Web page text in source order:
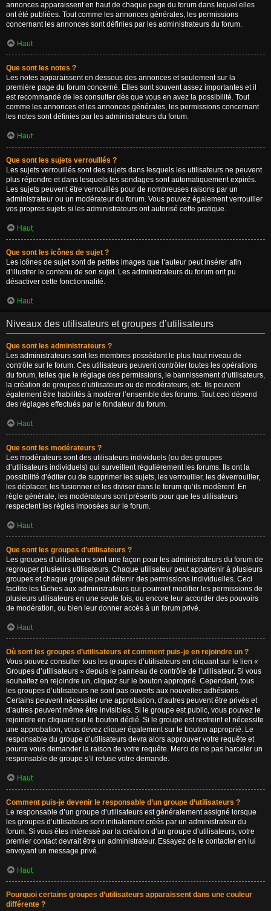
annonces apparaissent en haut de chaque page du forum dans lequel elles
ont été publiées. Tout comme les annonces générales, les permissions
concernant les annonces sont définies par les administrateurs du forum.
Haut
Que sont les notes ?
Les notes apparaissent en dessous des annonces et seulement sur la
première page du forum concerné. Elles sont souvent assez importantes et il
est recommandé de les consulter dès que vous en avez la possibilité. Tout
comme les annonces et les annonces générales, les permissions concernant
les notes sont définies par les administrateurs du forum.
Haut
Que sont les sujets verrouillés ?
Les sujets verrouillés sont des sujets dans lesquels les utilisateurs ne peuvent
plus répondre et dans lesquels les sondages sont automatiquement expirés.
Les sujets peuvent être verrouillés pour de nombreuses raisons par un
administrateur ou un modérateur du forum. Vous pouvez également verrouiller
vos propres sujets si les administrateurs ont autorisé cette pratique.
Haut
Que sont les icônes de sujet ?
Les icônes de sujet sont de petites images que l’auteur peut insérer afin
d’illustrer le contenu de son sujet. Les administrateurs du forum ont pu
désactiver cette fonctionnalité.
Haut
Niveaux des utilisateurs et groupes d’utilisateurs
Que sont les administrateurs ?
Les administrateurs sont les membres possédant le plus haut niveau de
contrôle sur le forum. Ces utilisateurs peuvent contrôler toutes les opérations
du forum, telles que le réglage des permissions, le bannissement d’utilisateurs,
la création de groupes d’utilisateurs ou de modérateurs, etc. Ils peuvent
également être habilités à modérer l’ensemble des forums. Tout ceci dépend
des réglages effectués par le fondateur du forum.
Haut
Que sont les modérateurs ?
Les modérateurs sont des utilisateurs individuels (ou des groupes
d’utilisateurs individuels) qui surveillent régulièrement les forums. Ils ont la
possibilité d’éditer ou de supprimer les sujets, les verrouiller, les déverrouiller,
les déplacer, les fusionner et les diviser dans le forum qu’ils modèrent. En
règle générale, les modérateurs sont présents pour que les utilisateurs
respectent les règles imposées sur le forum.
Haut
Que sont les groupes d’utilisateurs ?
Les groupes d’utilisateurs sont une façon pour les administrateurs du forum de
regrouper plusieurs utilisateurs. Chaque utilisateur peut appartenir à plusieurs
groupes et chaque groupe peut détenir des permissions individuelles. Ceci
facilite les tâches aux administrateurs qui pourront modifier les permissions de
plusieurs utilisateurs en une seule fois, ou encore leur accorder des pouvoirs
de modération, ou bien leur donner accès à un forum privé.
Haut
Où sont les groupes d’utilisateurs et comment puis-je en rejoindre un ?
Vous pouvez consulter tous les groupes d’utilisateurs en cliquant sur le lien «
Groupes d’utilisateurs » depuis le panneau de contrôle de l’utilisateur. Si vous
souhaitez en rejoindre un, cliquez sur le bouton approprié. Cependant, tous
les groupes d’utilisateurs ne sont pas ouverts aux nouvelles adhésions.
Certains peuvent nécessiter une approbation, d’autres peuvent être privés et
d’autres peuvent même être invisibles. Si le groupe est public, vous pouvez le
rejoindre en cliquant sur le bouton dédié. Si le groupe est restreint et nécessite
une approbation, vous devez cliquer également sur le bouton approprié. Le
responsable du groupe d’utilisateurs devra alors approuver votre requête et
pourra vous demander la raison de votre requête. Merci de ne pas harceler un
responsable de groupe s’il refuse votre demande.
Haut
Comment puis-je devenir le responsable d’un groupe d’utilisateurs ?
Le responsable d’un groupe d’utilisateurs est généralement assigné lorsque
les groupes d’utilisateurs sont initialement créés par un administrateur du
forum. Si vous êtes intéressé par la création d’un groupe d’utilisateurs, votre
premier contact devrait être un administrateur. Essayez de le contacter en lui
envoyant un message privé.
Haut
Pourquoi certains groupes d’utilisateurs apparaissent dans une couleur
différente ?